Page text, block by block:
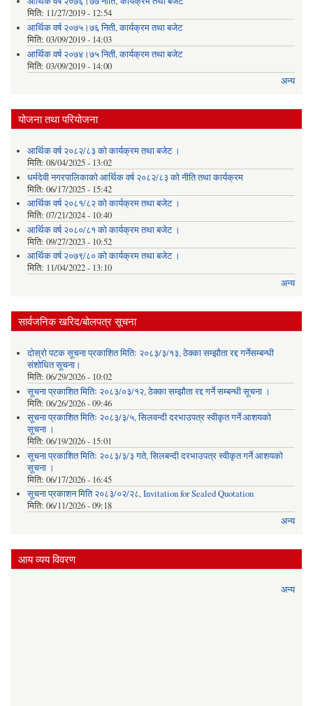
मिति: 11/27/2019 - 12:54
आर्थिक वर्ष २०७५।७६ निती, कार्यक्रम तथा बजेट
मिति: 03/09/2019 - 14:03
आर्थिक वर्ष २०७४।७५ निती, कार्यक्रम तथा बजेट
मिति: 03/09/2019 - 14:00
अन्य
योजना तथा परियोजना
आर्थिक वर्ष २०८२/८३ को कार्यक्रम तथा बजेट ।
मिति: 08/04/2025 - 13:02
धर्मदेवी नगरपालिकाको आर्थिक वर्ष २०८२/८३ को नीति तथा कार्यक्रम
मिति: 06/17/2025 - 15:42
आर्थिक वर्ष २०८१/८२ को कार्यक्रम तथा बजेट ।
मिति: 07/21/2024 - 10:40
आर्थिक वर्ष २०८०/८१ को कार्यक्रम तथा बजेट ।
मिति: 09/27/2023 - 10:52
आर्थिक वर्ष २०७९/८० को कार्यक्रम तथा बजेट ।
मिति: 11/04/2022 - 13:10
अन्य
सार्वजनिक खरिद/बोलपत्र सूचना
दोस्रो पटक सूचना प्रकाशित मितिः २०८३/३/१३, ठेक्का सम्झौता रद्द गर्नेसम्बन्धी
संशोधित सूचना।
मिति: 06/29/2026 - 10:02
सूचना प्रकाशित मितिः २०८३/०३/१२, ठेक्का सम्झौता रद्द गर्ने सम्बन्धी सूचना ।
मिति: 06/26/2026 - 09:46
सूचना प्रकाशित मितिः २०८३/३/५, सिलवन्दी दरभाउपत्र स्वीकृत गर्ने आशयको
सूचना ।
मिति: 06/19/2026 - 15:01
सूचना प्रकाशित मितिः २०८३/३/३ गते, सिलबन्दी दरभाउपत्र स्वीकृत गर्ने आशयको
सूचना ।
मिति: 06/17/2026 - 16:45
सूचना प्रकाशन मिति २०८३/०२/२८, Invitation for Sealed Quotation
मिति: 06/11/2026 - 09:18
अन्य
आय व्यय विवरण
अन्य